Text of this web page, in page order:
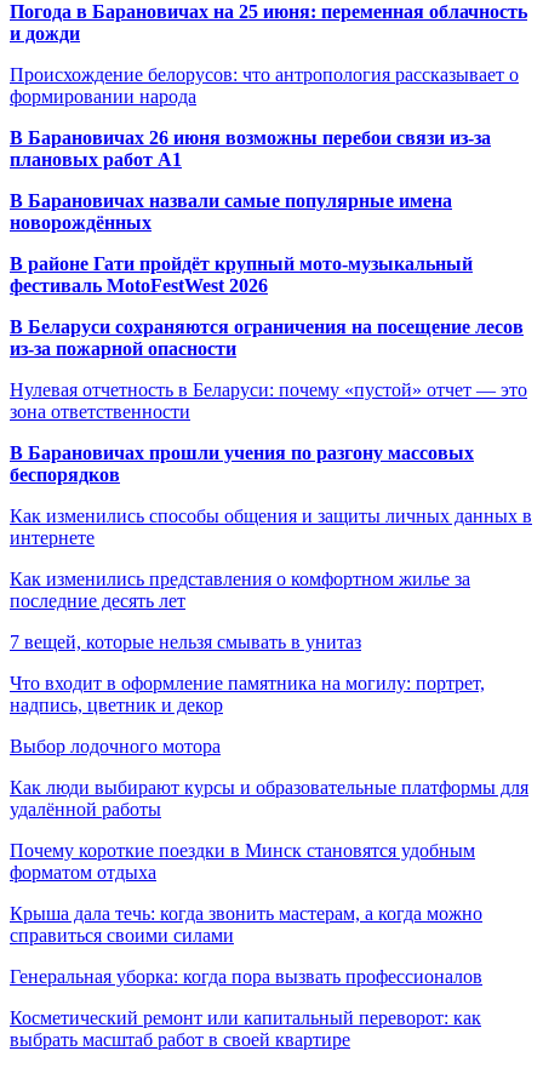
Погода в Барановичах на 25 июня: переменная облачность
и дожди
Происхождение белорусов: что антропология рассказывает о
формировании народа
В Барановичах 26 июня возможны перебои связи из-за
плановых работ A1
В Барановичах назвали самые популярные имена
новорождённых
В районе Гати пройдёт крупный мото-музыкальный
фестиваль MotoFestWest 2026
В Беларуси сохраняются ограничения на посещение лесов
из-за пожарной опасности
Нулевая отчетность в Беларуси: почему «пустой» отчет — это
зона ответственности
В Барановичах прошли учения по разгону массовых
беспорядков
Как изменились способы общения и защиты личных данных в
интернете
Как изменились представления о комфортном жилье за
последние десять лет
7 вещей, которые нельзя смывать в унитаз
Что входит в оформление памятника на могилу: портрет,
надпись, цветник и декор
Выбор лодочного мотора
Как люди выбирают курсы и образовательные платформы для
удалённой работы
Почему короткие поездки в Минск становятся удобным
форматом отдыха
Крыша дала течь: когда звонить мастерам, а когда можно
справиться своими силами
Генеральная уборка: когда пора вызвать профессионалов
Косметический ремонт или капитальный переворот: как
выбрать масштаб работ в своей квартире